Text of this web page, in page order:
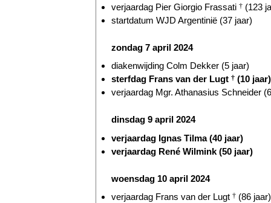
verjaardag Pier Giorgio Frassati † (123
startdatum WJD Argentinië (37 jaar)
zondag 7 april 2024
diakenwijding Colm Dekker (5 jaar)
sterfdag Frans van der Lugt † (10 jaar)
verjaardag Mgr. Athanasius Schneider
dinsdag 9 april 2024
verjaardag Ignas Tilma (40 jaar)
verjaardag René Wilmink (50 jaar)
woensdag 10 april 2024
verjaardag Frans van der Lugt † (86 jaar)